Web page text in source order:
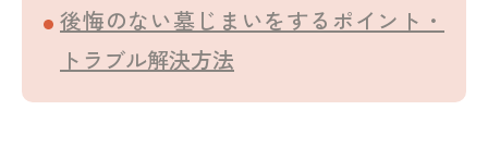
後悔のない墓じまいをするポイント・
トラブル解決方法